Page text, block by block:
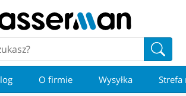
O firmie Wysyłka Strefa